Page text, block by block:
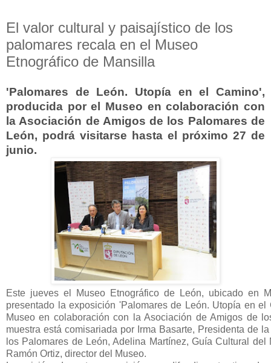
El valor cultural y paisajístico de los
palomares recala en el Museo
Etnográfico de Mansilla
'Palomares de León. Utopía en el Camino',
producida por el Museo en colaboración con
la Asociación de Amigos de los Palomares de
León, podrá visitarse hasta el próximo 27 de
junio.
Este jueves el Museo Etnográfico de León, ubicado en
presentado la exposición 'Palomares de León. Utopía en el
Museo en colaboración con la Asociación de Amigos de
muestra está comisariada por Irma Basarte, Presidenta de
los Palomares de León, Adelina Martínez, Guía Cultural del
Ramón Ortiz, director del Museo.